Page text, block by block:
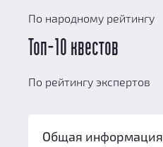
По народному рейтингу
Топ-10 квестов
По рейтингу экспертов
Общая информация